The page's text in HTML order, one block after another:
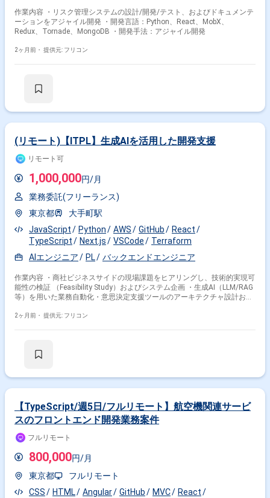
作業内容 ・リスク管理システムの設計/開発/テスト、およびドキュメンテ
ーションをアジャイル開発 ・開発言語：Python、React、MobX、
Redux、Tornade、MongoDB ・開発手法：アジャイル開発
2ヶ月前・ 提供元: フリコン
(リモート)【ITPL】生成AIを活用した開発支援
リモート可
1,000,000円/月
業務委託(フリーランス)
東京都
大手町駅
JavaScript
Python AWS GitHub
React
TypeScript
Next.js VSCode
Terraform
AIエンジニア
PL バックエンドエンジニア
作業内容 ・商社ビジネスサイドの現場課題をヒアリングし、技術的実現可
能性の検証 （Feasibility Study）およびシステム企画 ・生成AI（LLM/RAG
等）を用いた業務自動化・意思決定支援ツールのアーキテクチャ設計およ
ョン実装 （フロントエンド〜バックエンド〜インフラの一気通貫） ・ア
2ヶ月前・ 提供元: フリコン
【TypeScript/週5日/フルリモート】航空機関連サービ
スのフロントエンド開発業務案件
フルリモート
800,000円/月
東京都
フルリモート
CSS
HTML Angular GitHub MVC
React